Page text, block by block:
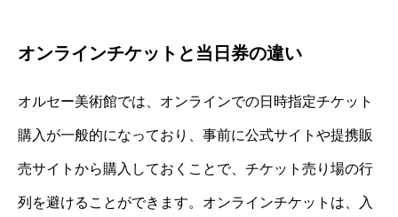
オンラインチケットと当日券の違い
オルセー美術館では、オンラインでの日時指定チケット
購入が一般的になっており、事前に公式サイトや提携販
売サイトから購入しておくことで、チケット売り場の行
列を避けることができます。オンラインチケットは、入